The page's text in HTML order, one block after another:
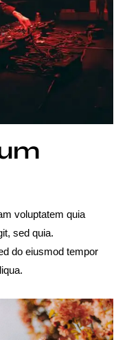
voluptatem quia
sed quia.
do eiusmod tempor